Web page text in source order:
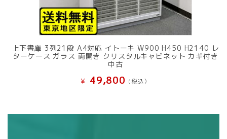
上下書庫 3列21段 A4対応 イトーキ W900 H450 H2140 レ
ターケース ガラス 両開き クリスタルキャビネット カギ付き
中古
¥ 49,800 (税込）